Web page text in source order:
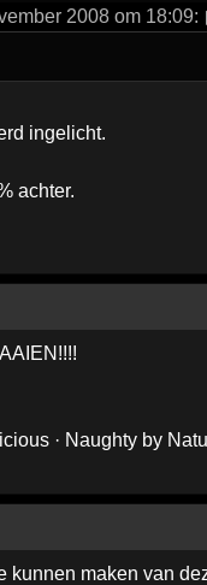
2008 om 18:09:
ingelicht.
achter.
· Naughty by
kunnen maken van